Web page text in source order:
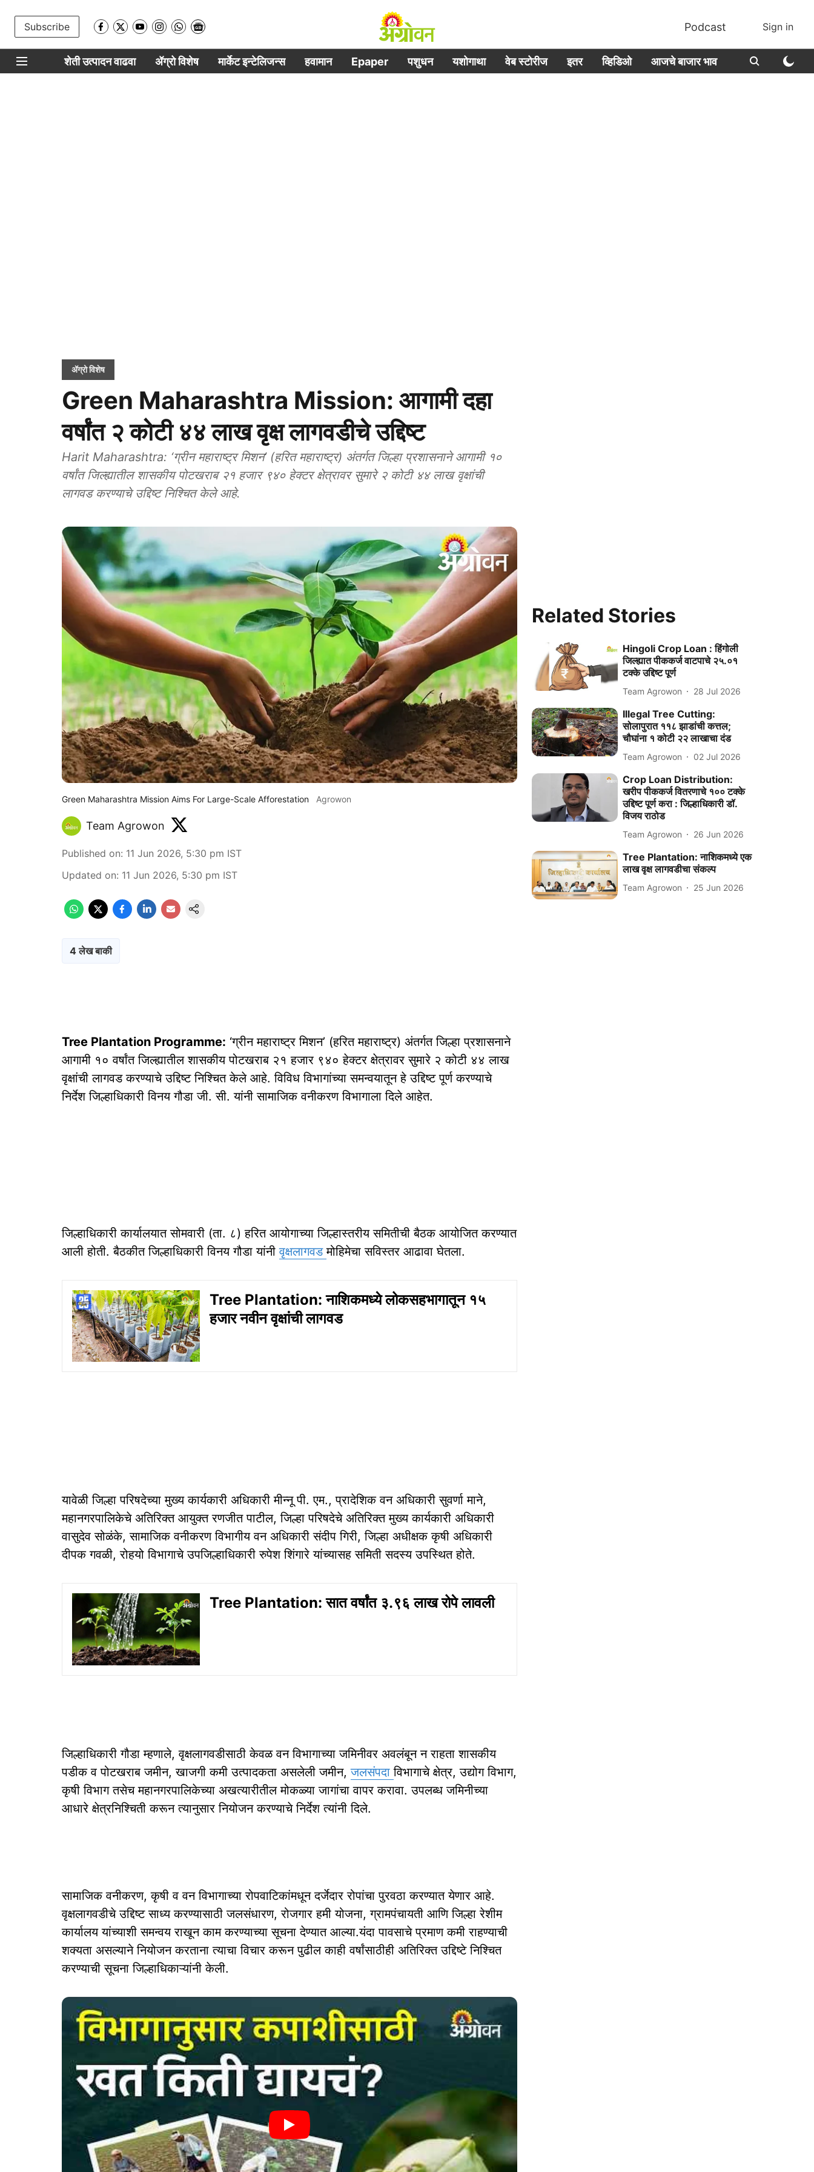
Subscribe Podcast Sign in
शेती उत्पादन वाढवा ॲग्रो विशेष मार्केट इन्टेलिजन्स हवामान Epaper पशुधन यशोगाथा वेब स्टोरीज इतर व्हिडिओ आजचे बाजार भाव
ॲग्रो विशेष
Green Maharashtra Mission: आगामी दहा
वर्षांत २ कोटी ४४ लाख वृक्ष लागवडीचे उद्दिष्ट
Harit Maharashtra: ‘ग्रीन महाराष्ट्र मिशन’ (हरित महाराष्ट्र) अंतर्गत जिल्हा प्रशासनाने आगामी १०
वर्षांत जिल्ह्यातील शासकीय पोटखराब २१ हजार ९४० हेक्टर क्षेत्रावर सुमारे २ कोटी ४४ लाख वृक्षांची
लागवड करण्याचे उद्दिष्ट निश्चित केले आहे.
Green Maharashtra Mission Aims For Large-Scale Afforestation Agrowon
Team Agrowon
Published on: 11 Jun 2026, 5:30 pm IST
Updated on: 11 Jun 2026, 5:30 pm IST
4 लेख बाकी
Tree Plantation Programme: ‘ग्रीन महाराष्ट्र मिशन’ (हरित महाराष्ट्र) अंतर्गत जिल्हा प्रशासनाने
आगामी १० वर्षांत जिल्ह्यातील शासकीय पोटखराब २१ हजार ९४० हेक्टर क्षेत्रावर सुमारे २ कोटी ४४ लाख
वृक्षांची लागवड करण्याचे उद्दिष्ट निश्चित केले आहे. विविध विभागांच्या समन्वयातून हे उद्दिष्ट पूर्ण करण्याचे
निर्देश जिल्हाधिकारी विनय गौडा जी. सी. यांनी सामाजिक वनीकरण विभागाला दिले आहेत.
जिल्हाधिकारी कार्यालयात सोमवारी (ता. ८) हरित आयोगाच्या जिल्हास्तरीय समितीची बैठक आयोजित करण्यात
आली होती. बैठकीत जिल्हाधिकारी विनय गौडा यांनीवृक्षलागवडमोहिमेचा सविस्तर आढावा घेतला.
Tree Plantation: नाशिकमध्ये लोकसहभागातून १५
हजार नवीन वृक्षांची लागवड
यावेळी जिल्हा परिषदेच्या मुख्य कार्यकारी अधिकारी मीन्नू पी. एम., प्रादेशिक वन अधिकारी सुवर्णा माने,
महानगरपालिकेचे अतिरिक्त आयुक्त रणजीत पाटील, जिल्हा परिषदेचे अतिरिक्त मुख्य कार्यकारी अधिकारी
वासुदेव सोळंके, सामाजिक वनीकरण विभागीय वन अधिकारी संदीप गिरी, जिल्हा अधीक्षक कृषी अधिकारी
दीपक गवळी, रोहयो विभागाचे उपजिल्हाधिकारी रुपेश शिंगारे यांच्यासह समिती सदस्य उपस्थित होते.
Tree Plantation: सात वर्षांत ३.९६ लाख रोपे लावली
जिल्हाधिकारी गौडा म्हणाले, वृक्षलागवडीसाठी केवळ वन विभागाच्या जमिनीवर अवलंबून न राहता शासकीय
पडीक व पोटखराब जमीन, खाजगी कमी उत्पादकता असलेली जमीन,जलसंपदाविभागाचे क्षेत्र, उद्योग विभाग,
कृषी विभाग तसेच महानगरपालिकेच्या अखत्यारीतील मोकळ्या जागांचा वापर करावा. उपलब्ध जमिनीच्या
आधारे क्षेत्रनिश्चिती करून त्यानुसार नियोजन करण्याचे निर्देश त्यांनी दिले.
सामाजिक वनीकरण, कृषी व वन विभागाच्या रोपवाटिकांमधून दर्जेदार रोपांचा पुरवठा करण्यात येणार आहे.
वृक्षलागवडीचे उद्दिष्ट साध्य करण्यासाठी जलसंधारण, रोजगार हमी योजना, ग्रामपंचायती आणि जिल्हा रेशीम
कार्यालय यांच्याशी समन्वय राखून काम करण्याच्या सूचना देण्यात आल्या.यंदा पावसाचे प्रमाण कमी राहण्याची
शक्यता असल्याने नियोजन करताना त्याचा विचार करून पुढील काही वर्षांसाठीही अतिरिक्त उद्दिष्टे निश्चित
करण्याची सूचना जिल्हाधिकाऱ्यांनी केली.
Related Stories
Hingoli Crop Loan : हिंगोली
जिल्ह्यात पीककर्ज वाटपाचे २५.०१
टक्के उद्दिष्ट पूर्ण
Team Agrowon 28 Jul 2026
Illegal Tree Cutting:
सोलापुरात ११८ झाडांची कत्तल;
चौघांना १ कोटी २२ लाखाचा दंड
Team Agrowon 02 Jul 2026
Crop Loan Distribution:
खरीप पीककर्ज वितरणाचे १०० टक्के
उद्दिष्ट पूर्ण करा : जिल्हाधिकारी डॉ.
विजय राठोड
Team Agrowon 26 Jun 2026
Tree Plantation: नाशिकमध्ये एक
लाख वृक्ष लागवडीचा संकल्प
Team Agrowon 25 Jun 2026